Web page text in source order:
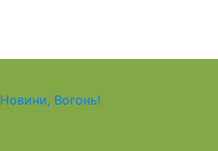
Новини, Вогонь!